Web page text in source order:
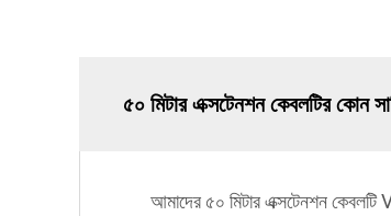
৫০ মিটার এক্সটেনশন কেবলটির কোন
আমাদের ৫০ মিটার এক্সটেনশন কেবলটি